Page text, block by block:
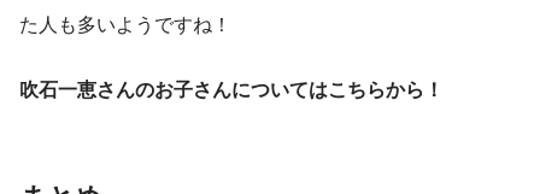
た人も多いようですね！
吹石一恵さんのお子さんについてはこちらから！